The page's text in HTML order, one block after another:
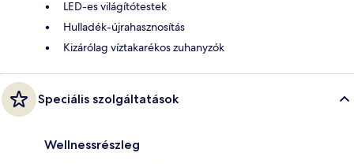
LED-es világítótestek
Hulladék-újrahasznosítás
Kizárólag víztakarékos zuhanyzók
Speciális szolgáltatások
Wellnessrészleg